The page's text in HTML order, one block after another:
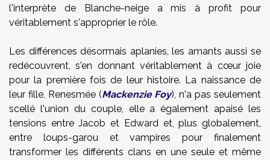
l'interprète de Blanche-neige a mis à profit pour
véritablement s'approprier le rôle.
Les différences désormais aplanies, les amants aussi se
redécouvrent, s'en donnant véritablement à cœur joie
pour la première fois de leur histoire. La naissance de
leur fille, Renesmée (Mackenzie Foy), n'a pas seulement
scellé l'union du couple, elle a également apaisé les
tensions entre Jacob et Edward et, plus globalement,
entre loups-garou et vampires pour finalement
transformer les différents clans en une seule et même